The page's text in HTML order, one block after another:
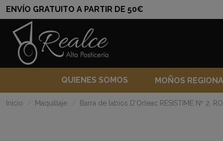
ENVÍO GRATUITO A PARTIR DE 50€
QUIENES SOMOS MOÑOS
Inicio Maquillaje Barra de labios D'Orleac RESISTIME Nº 2.